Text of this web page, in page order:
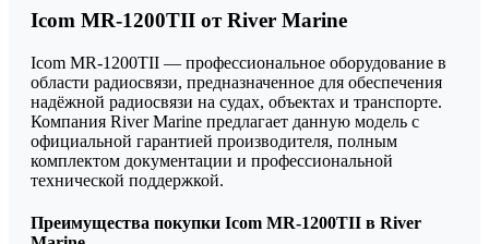
Icom MR-1200TII от River Marine
Icom MR-1200TII — профессиональное оборудование в
области радиосвязи, предназначенное для обеспечения
надёжной радиосвязи на судах, объектах и транспорте.
Компания River Marine предлагает данную модель с
официальной гарантией производителя, полным
комплектом документации и профессиональной
технической поддержкой.
Преимущества покупки Icom MR-1200TII в River